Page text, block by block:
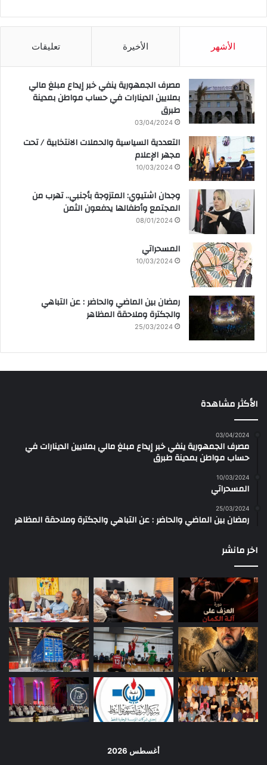
الأشهر الأخيرة تعليقات
مصرف الجمهورية ينفي خبر إيداع مبلغ مالي
بملايين الدينارات في حساب مواطن بمدينة
طبرق
03/04/2024
التعددية السياسية والحملات الانتخابية / تحت
مجهر الإعلام
10/03/2024
وجدان اشتيوي: المتزوجة بأجنبي.. تهرب من
المجتمع وأطفالها يدفعون الثمن
08/01/2024
المسحراتي
10/03/2024
رمضان بين الماضي والحاضر : عن التباهي
والجكترة وملاحقة المظاهر
25/03/2024
الأكثر مشاهدة
03/04/2024
مصرف الجمهورية ينفي خبر إيداع مبلغ مالي بملايين الدينارات في
حساب مواطن بمدينة طبرق
10/03/2024
المسحراتي
25/03/2024
رمضان بين الماضي والحاضر : عن التباهي والجكترة وملاحقة المظاهر
اخر مانشر
أغسطس 2026